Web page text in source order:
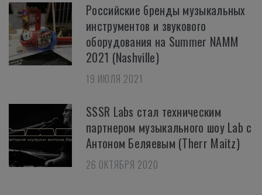
Российские бренды музыкальных
инструментов и звукового
оборудования на Summer NAMM
2021 (Nashville)
19 ИЮЛЯ 2021
SSSR Labs стал техническим
партнером музыкального шоу Lab с
Антоном Беляевым (Therr Maitz)
26 ОКТЯБРЯ 2020